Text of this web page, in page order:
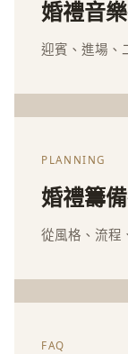
婚禮音
迎賓、進場、
PLANNING
婚禮籌
從風格、流程
FAQ